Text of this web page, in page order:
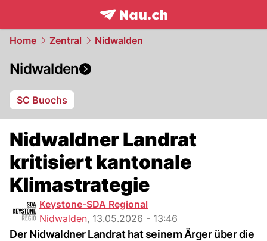
frontpage.NAU.ch
Home Zentral Nidwalden
Nidwalden
SC Buochs
Nidwaldner Landrat
kritisiert kantonale
Klimastrategie
Keystone-SDA Regional
Nidwalden, 13.05.2026 - 13:46
Der Nidwaldner Landrat hat seinem Ärger über die